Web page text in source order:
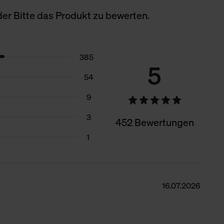
Bitte das Produkt zu bewerten.
5
452 Bewertungen
385
54
9
3
1
16.07.2026